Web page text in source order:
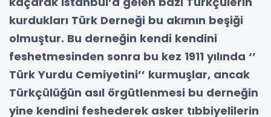
kurdukları Türk Derneği bu akımın beşiği
olmuştur. Bu derneğin kendi kendini
feshetmesinden sonra bu kez 1911 yılında ‘’
Türk Yurdu Cemiyetini’’ kurmuşlar, ancak
Türkçülüğün asıl örgütlenmesi bu derneğin
yine kendini feshederek asker tıbbiyelilerin